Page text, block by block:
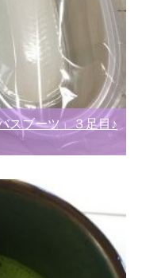
スブーツ」３足目♪